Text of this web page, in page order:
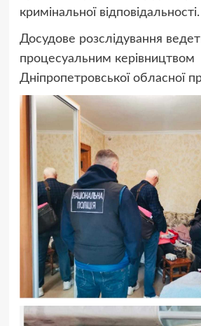
кримінальної відповідальності.
Досудове розслідування
процесуальним керівництвом
Дніпропетровської обласної